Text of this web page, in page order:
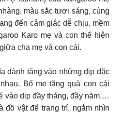
màu sắc tươi sáng, cùng
đến cảm giác dễ chịu, mềm
Karo mẹ và con thể hiện
cha mẹ và con cái.
dành tặng vào những dịp đặc
Bố mẹ tặng quà con cái
vào dịp đầy tháng, đầy năm,…
đồ vật để trang trí, ngắm nhìn